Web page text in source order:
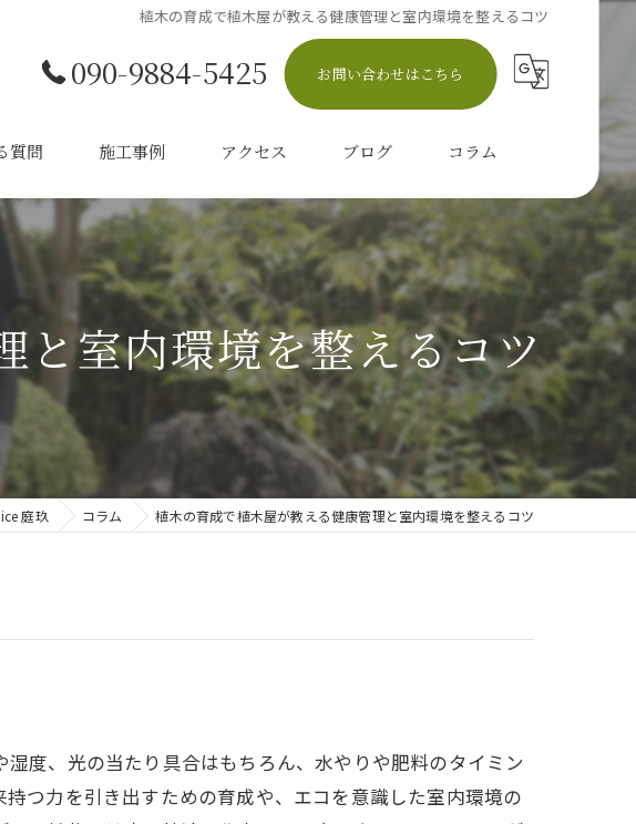
植木の育成で植木屋が教える健康管理と室内環境を整えるコツ
090-9884-5425 お問い合わせはこちら
質問 施工事例
剪定
伐採
植栽
特殊伐採
アクセス ブログ コラム
と室内環境を整えるコツ
庭玖 コラム 植木の育成で植木屋が教える健康管理と室内環境を整えるコツ
度、光の当たり具合はもちろん、水やりや肥料のタイミン
つ力を引き出すための育成や、エコを意識した室内環境の